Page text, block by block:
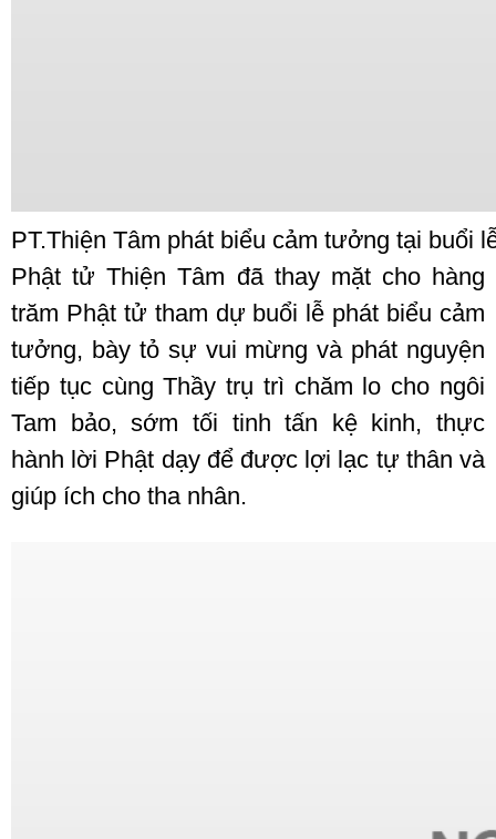
PT.Thiện Tâm phát biểu cảm tưởng tại buổi
Phật tử Thiện Tâm đã thay mặt cho hàng
trăm Phật tử tham dự buổi lễ phát biểu cảm
tưởng, bày tỏ sự vui mừng và phát nguyện
tiếp tục cùng Thầy trụ trì chăm lo cho ngôi
Tam bảo, sớm tối tinh tấn kệ kinh, thực
hành lời Phật dạy để được lợi lạc tự thân và
giúp ích cho tha nhân.